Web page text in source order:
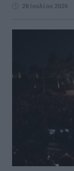
28 Ιουλίου 2026